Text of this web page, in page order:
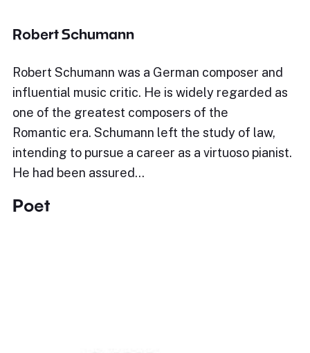
Robert Schumann
Robert Schumann was a German composer and
influential music critic. He is widely regarded as
one of the greatest composers of the
Romantic era. Schumann left the study of law,
intending to pursue a career as a virtuoso pianist.
He had been assured…
Poet